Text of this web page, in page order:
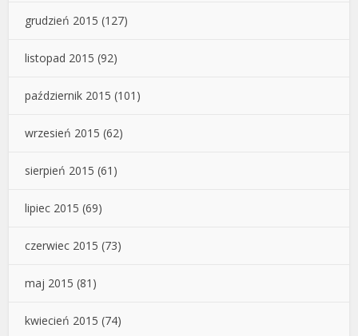
grudzień 2015 (127)
listopad 2015 (92)
październik 2015 (101)
wrzesień 2015 (62)
sierpień 2015 (61)
lipiec 2015 (69)
czerwiec 2015 (73)
maj 2015 (81)
kwiecień 2015 (74)